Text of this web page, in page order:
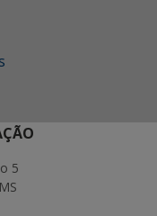
5